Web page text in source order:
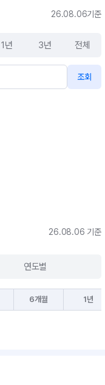
26.08.06기준
1년 3년 전체
조회
26.08.06 기준
연도별
6개월 1년